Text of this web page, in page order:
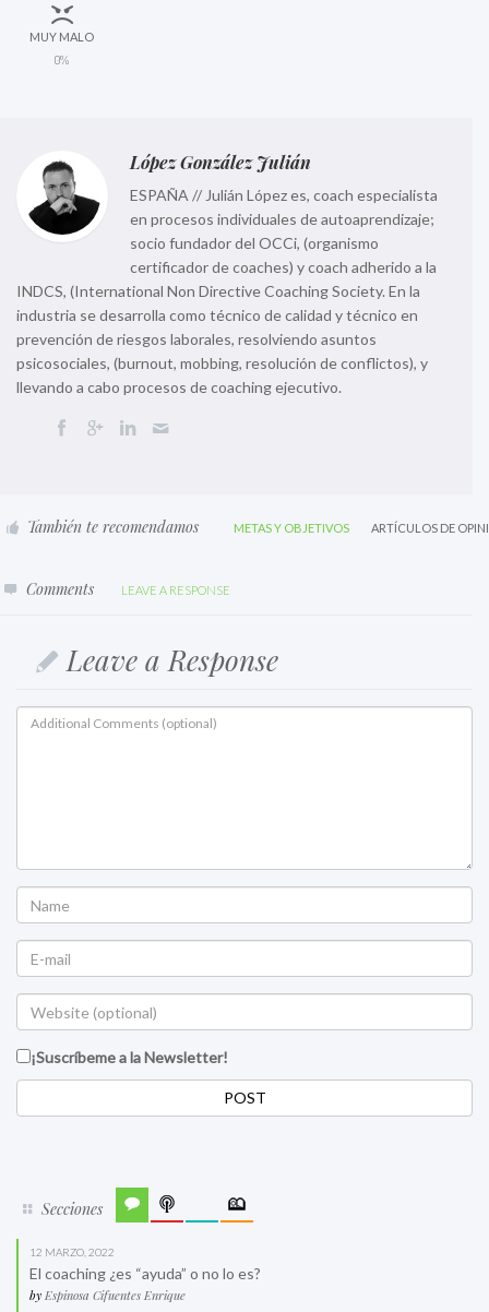
MUY MALO
0%
López González Julián
ESPAÑA // Julián López es, coach especialista
en procesos individuales de autoaprendizaje;
socio fundador del OCCi, (organismo
certificador de coaches) y coach adherido a la
INDCS, (International Non Directive Coaching Society. En la
industria se desarrolla como técnico de calidad y técnico en
prevención de riesgos laborales, resolviendo asuntos
psicosociales, (burnout, mobbing, resolución de conflictos), y
llevando a cabo procesos de coaching ejecutivo.
También te recomendamos METAS Y OBJETIVOS ARTÍCULOS DE
Comments LEAVE A RESPONSE
Leave a Response
¡Suscríbeme a la Newsletter!
Secciones
12 MARZO, 2022
El coaching ¿es “ayuda” o no lo es?
by Espinosa Cifuentes Enrique